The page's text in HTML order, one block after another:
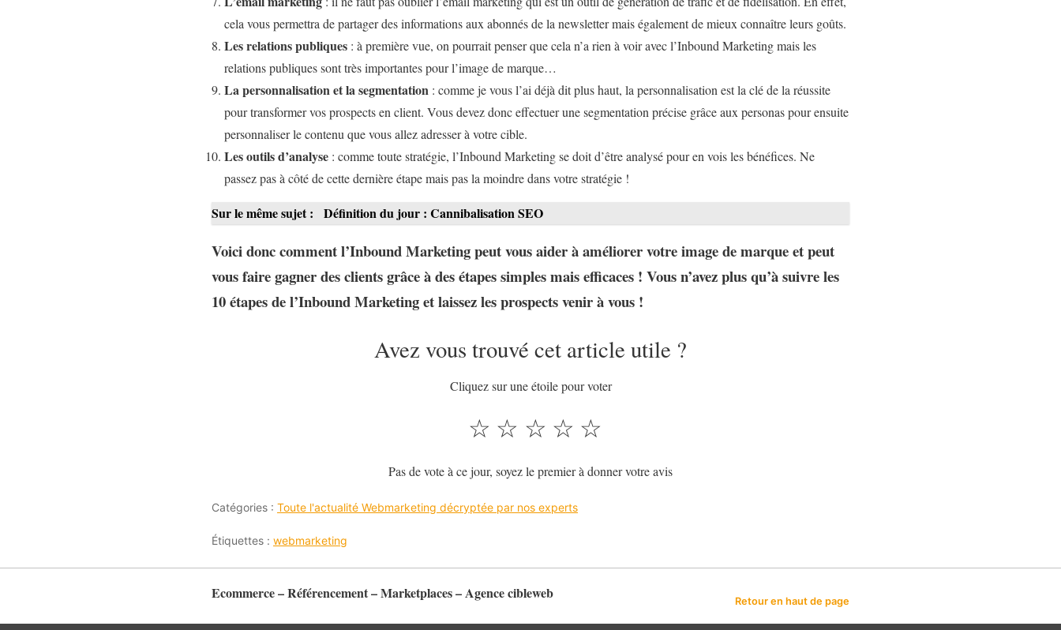
cela vous permettra de partager des informations aux abonnés de la newsletter mais également de mieux connaître leurs goûts.
Les relations publiques : à première vue, on pourrait penser que cela n’a rien à voir avec l’Inbound Marketing mais les
relations publiques sont très importantes pour l’image de marque…
La personnalisation et la segmentation : comme je vous l’ai déjà dit plus haut, la personnalisation est la clé de la réussite
pour transformer vos prospects en client. Vous devez donc effectuer une segmentation précise grâce aux personas pour ensuite
personnaliser le contenu que vous allez adresser à votre cible.
Les outils d’analyse : comme toute stratégie, l’Inbound Marketing se doit d’être analysé pour en vois les bénéfices. Ne
passez pas à côté de cette dernière étape mais pas la moindre dans votre stratégie !
Sur le même sujet : Définition du jour : Cannibalisation SEO
Voici donc comment l’Inbound Marketing peut vous aider à améliorer votre image de marque et peut
vous faire gagner des clients grâce à des étapes simples mais efficaces ! Vous n’avez plus qu’à suivre les
10 étapes de l’Inbound Marketing et laissez les prospects venir à vous !
Avez vous trouvé cet article utile ?
Cliquez sur une étoile pour voter
☆
☆
☆
☆
☆
Pas de vote à ce jour, soyez le premier à donner votre avis
Catégories : Toute l'actualité Webmarketing décryptée par nos experts
Étiquettes : webmarketing
Ecommerce – Référencement – Marketplaces – Agence cibleweb Retour en haut de page